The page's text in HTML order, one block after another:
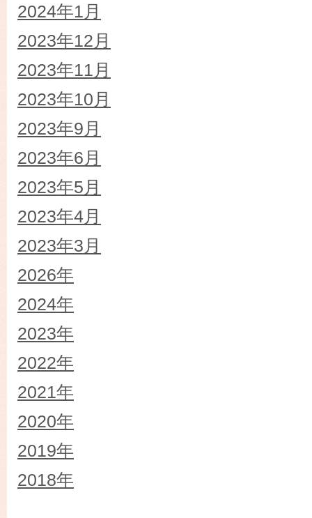
2024年1月
2023年12月
2023年11月
2023年10月
2023年9月
2023年6月
2023年5月
2023年4月
2023年3月
2026年
2024年
2023年
2022年
2021年
2020年
2019年
2018年